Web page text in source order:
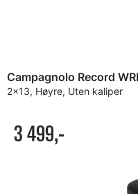
Campagnolo Record
2x13, Høyre, Uten kaliper
3 499,-